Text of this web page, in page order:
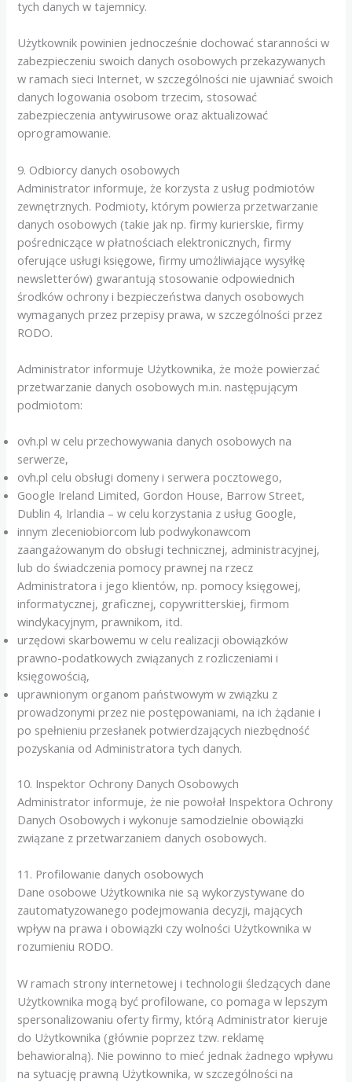
tych danych w tajemnicy.
Użytkownik powinien jednocześnie dochować staranności w
zabezpieczeniu swoich danych osobowych przekazywanych
w ramach sieci Internet, w szczególności nie ujawniać swoich
danych logowania osobom trzecim, stosować
zabezpieczenia antywirusowe oraz aktualizować
oprogramowanie.
9. Odbiorcy danych osobowych
Administrator informuje, że korzysta z usług podmiotów
zewnętrznych. Podmioty, którym powierza przetwarzanie
danych osobowych (takie jak np. firmy kurierskie, firmy
pośredniczące w płatnościach elektronicznych, firmy
oferujące usługi księgowe, firmy umożliwiające wysyłkę
newsletterów) gwarantują stosowanie odpowiednich
środków ochrony i bezpieczeństwa danych osobowych
wymaganych przez przepisy prawa, w szczególności przez
RODO.
Administrator informuje Użytkownika, że może powierzać
przetwarzanie danych osobowych m.in. następującym
podmiotom:
ovh.pl w celu przechowywania danych osobowych na
serwerze,
ovh.pl celu obsługi domeny i serwera pocztowego,
Google Ireland Limited, Gordon House, Barrow Street,
Dublin 4, Irlandia – w celu korzystania z usług Google,
innym zleceniobiorcom lub podwykonawcom
zaangażowanym do obsługi technicznej, administracyjnej,
lub do świadczenia pomocy prawnej na rzecz
Administratora i jego klientów, np. pomocy księgowej,
informatycznej, graficznej, copywritterskiej, firmom
windykacyjnym, prawnikom, itd.
urzędowi skarbowemu w celu realizacji obowiązków
prawno-podatkowych związanych z rozliczeniami i
księgowością,
uprawnionym organom państwowym w związku z
prowadzonymi przez nie postępowaniami, na ich żądanie i
po spełnieniu przesłanek potwierdzających niezbędność
pozyskania od Administratora tych danych.
10. Inspektor Ochrony Danych Osobowych
Administrator informuje, że nie powołał Inspektora Ochrony
Danych Osobowych i wykonuje samodzielnie obowiązki
związane z przetwarzaniem danych osobowych.
11. Profilowanie danych osobowych
Dane osobowe Użytkownika nie są wykorzystywane do
zautomatyzowanego podejmowania decyzji, mających
wpływ na prawa i obowiązki czy wolności Użytkownika w
rozumieniu RODO.
W ramach strony internetowej i technologii śledzących dane
Użytkownika mogą być profilowane, co pomaga w lepszym
spersonalizowaniu oferty firmy, którą Administrator kieruje
do Użytkownika (głównie poprzez tzw. reklamę
behawioralną). Nie powinno to mieć jednak żadnego wpływu
na sytuację prawną Użytkownika, w szczególności na